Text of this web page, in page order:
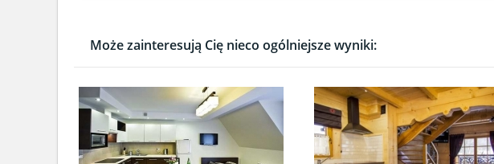
Może zainteresują Cię nieco ogólniejsze wyniki: